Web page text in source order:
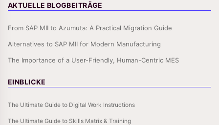
AKTUELLE BLOGBEITRÄGE
From SAP MII to Azumuta: A Practical Migration Guide
Alternatives to SAP MII for Modern Manufacturing
The Importance of a User-Friendly, Human-Centric MES
EINBLICKE
The Ultimate Guide to Digital Work Instructions
The Ultimate Guide to Skills Matrix & Training